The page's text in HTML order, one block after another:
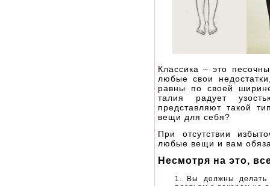
Классика – это
любые свои
равны по своей
талия радует
представляют такой
вещи для себя?
При отсутствии
любые вещи и вам
Несмотря на это,
Вы должны делать